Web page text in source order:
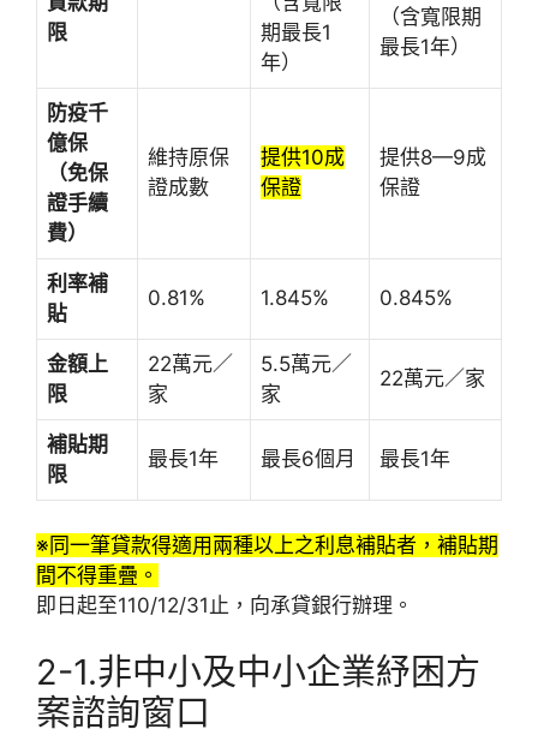
限
期最長1
年）
（含寬限期
最長1年）
防疫千
億保
（免保
證手續
費）
維持原保
證成數
提供10成
保證
提供8—9成
保證
利率補
貼
0.81% 1.845% 0.845%
金額上
限
22萬元／
家
5.5萬元／
家
22萬元／家
補貼期
限
最長1年 最長6個月 最長1年
※同一筆貸款得適用兩種以上之利息補貼者，補貼期
間不得重疊。
即日起至110/12/31止，向承貸銀行辦理。
2-1.非中小及中小企業紓困方
案諮詢窗口